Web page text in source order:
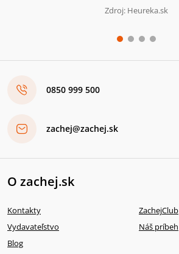
Zdroj: Heureka.sk
0850 999 500
zachej@zachej.sk
O zachej.sk
Kontakty
ZachejClub
Vydavateľstvo
Náš príbeh
Blog